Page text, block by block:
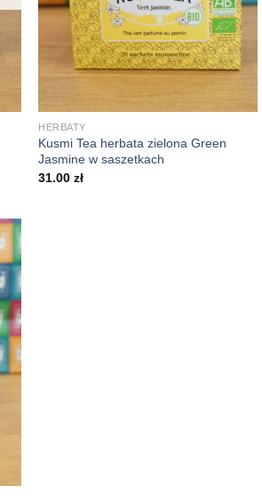
HERBATY
Kusmi Tea herbata zielona Green
Jasmine w saszetkach
31.00zł